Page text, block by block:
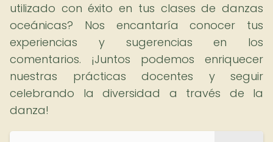
utilizado con éxito en tus clases de danzas
oceánicas? Nos encantaría conocer tus
experiencias y sugerencias en los
comentarios. ¡Juntos podemos enriquecer
nuestras prácticas docentes y seguir
celebrando la diversidad a través de la
danza!